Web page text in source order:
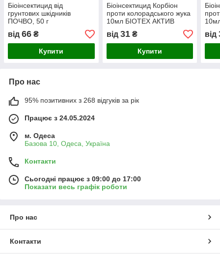
Біоінсектицид від
грунтових шкідників
ПОЧВО, 50 г
від 66 ₴
Купити
Біоінсектицид Корбіон
проти колорадського жука
10мл БІОТЕХ АКТИВ
від 31₴
Купити
від
Про нас
95% позитивних з 268 відгуків за рік
Працює з 24.05.2024
м. Одеса
Базова 10, Одеса, Україна
Контакти
Сьогодні працює з 09:00 до 17:00
Показати весь графік роботи
Про нас
Контакти